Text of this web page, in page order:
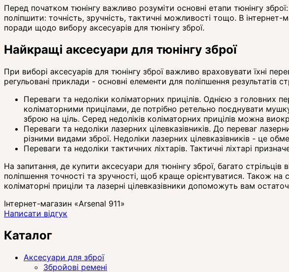
Перед початком тюнінгу важливо розуміти основні етапи тюнінгу
поліпшити: точність, зручність, тактичні можливості тощо. В
поради щодо вибору аксесуарів для тюнінгу зброї.
Найкращі аксесуари для тюнінгу зброї
При виборі аксесуарів для тюнінгу зброї важливо враховувати їхні
регульовані приклади - основні елементи для поліпшення результатів
Переваги та недоліки коліматорних прицілів. Однією з головних
коліматорними прицілами, де потрібно ретельно поєднувати
зброю на ціль. Серед недоліків коліматорних прицілів можна
Переваги та недоліки лазерних цілевказівників. До переваг
різними видами зброї. Недоліки лазерних цілевказівників - це
Переваги та недоліки тактичних ліхтарів. Тактичні ліхтарі
На запитання, де купити аксесуари для тюнінгу зброї, багато
поліпшення точності та зручності, щоб краще орієнтуватися. Також на
коліматорні приціли та лазерні цілевказівники допоможуть вам
Інтернет-магазин «Arsenal 911»
Написати відгук
Каталог
Аксесуари для зброї
Збройові ремені